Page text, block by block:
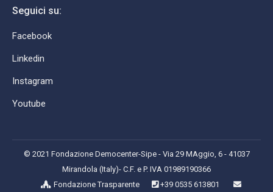
Seguici su:
Facebook
Linkedin
Instagram
Youtube
© 2021 Fondazione Democenter-Sipe - Via 29 MAggio, 6 - 41037
Mirandola (Italy)- C.F. e P. IVA 01989190366
Fondazione Trasparente
+39 0535 613801